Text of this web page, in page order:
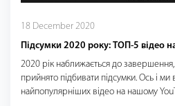
18 December 2020
Підсумки 2020 року: ТОП-5 відео
2020 рік наближається до
прийнято підбивати підсумки. Ось і
найпопулярніших відео на нашому